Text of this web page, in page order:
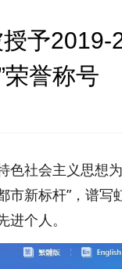
予2019-
誉称号
社会主义思想
新标杆”，谱写
个人。